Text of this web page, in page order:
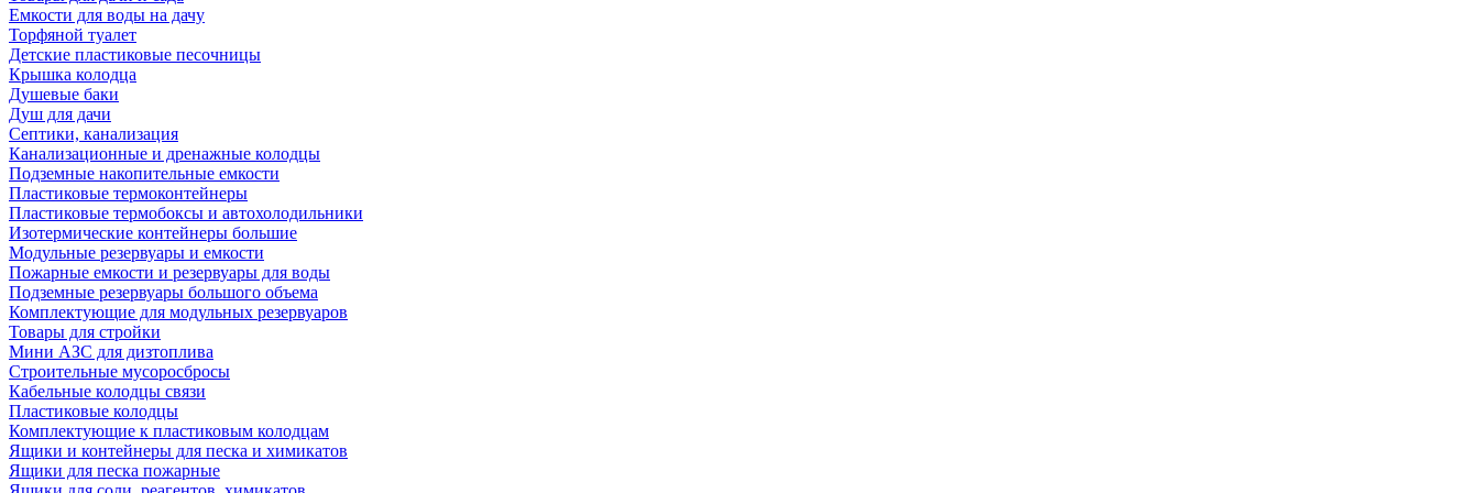
Емкости для воды на дачу
Торфяной туалет
Детские пластиковые песочницы
Крышка колодца
Душевые баки
Душ для дачи
Септики, канализация
Канализационные и дренажные колодцы
Подземные накопительные емкости
Пластиковые термоконтейнеры
Пластиковые термобоксы и автохолодильники
Изотермические контейнеры большие
Модульные резервуары и емкости
Пожарные емкости и резервуары для воды
Подземные резервуары большого объема
Комплектующие для модульных резервуаров
Товары для стройки
Мини АЗС для дизтоплива
Строительные мусоросбросы
Кабельные колодцы связи
Пластиковые колодцы
Комплектующие к пластиковым колодцам
Ящики и контейнеры для песка и химикатов
Ящики для песка пожарные